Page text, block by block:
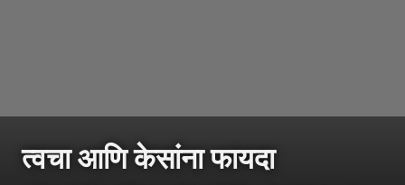
त्वचा आणिकेसांना फायदा